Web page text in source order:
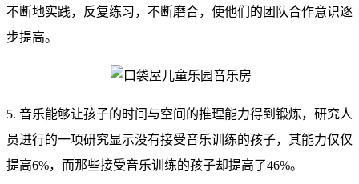
不断地实践，反复练习，不断磨合，使他们的团队合作意识逐
步提高。
5. 音乐能够让孩子的时间与空间的推理能力得到锻炼，研究人
员进行的一项研究显示没有接受音乐训练的孩子，其能力仅仅
提高6%，而那些接受音乐训练的孩子却提高了46%。